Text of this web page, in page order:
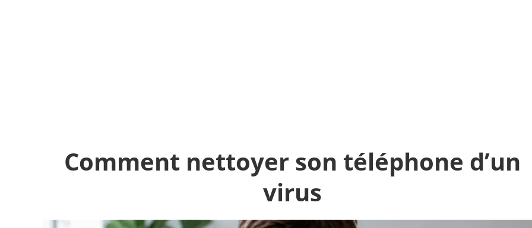
Comment nettoyer son téléphone d’un
virus